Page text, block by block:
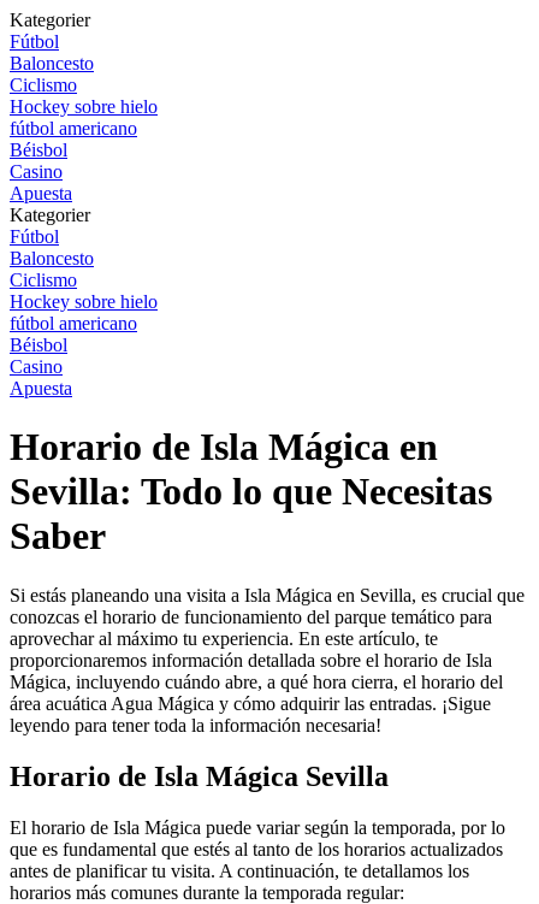
Kategorier
Fútbol
Baloncesto
Ciclismo
Hockey sobre hielo
fútbol americano
Béisbol
Casino
Apuesta
Kategorier
Fútbol
Baloncesto
Ciclismo
Hockey sobre hielo
fútbol americano
Béisbol
Casino
Apuesta
Horario de Isla Mágica en
Sevilla: Todo lo que Necesitas
Saber
Si estás planeando una visita a Isla Mágica en Sevilla, es crucial que
conozcas el horario de funcionamiento del parque temático para
aprovechar al máximo tu experiencia. En este artículo, te
proporcionaremos información detallada sobre el horario de Isla
Mágica, incluyendo cuándo abre, a qué hora cierra, el horario del
área acuática Agua Mágica y cómo adquirir las entradas. ¡Sigue
leyendo para tener toda la información necesaria!
Horario de Isla Mágica Sevilla
El horario de Isla Mágica puede variar según la temporada, por lo
que es fundamental que estés al tanto de los horarios actualizados
antes de planificar tu visita. A continuación, te detallamos los
horarios más comunes durante la temporada regular: